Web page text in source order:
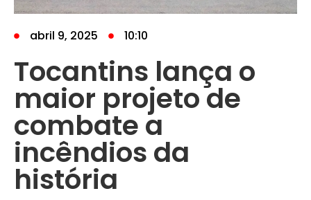
abril 9, 2025 10:10
Tocantins lança o
maior projeto de
combate a
incêndios da
história